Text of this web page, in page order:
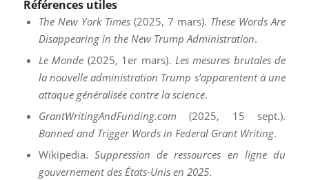
Références utiles
The New York Times(2025, 7 mars). These Words Are
Disappearing in the New Trump Administration.
Le Monde (2025, 1er mars). Les mesures brutales de
la nouvelle administration Trump s’apparentent à une
attaque généralisée contre la science.
GrantWritingAndFunding.com(2025, 15 sept.).
Banned and Trigger Words in Federal Grant Writing.
Wikipedia. Suppression de ressources en ligne du
gouvernement des États-Unis en 2025.